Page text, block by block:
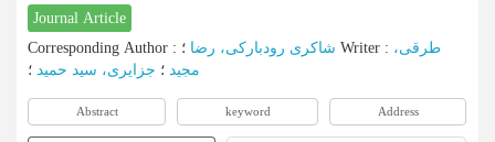
Journal Article
Corresponding Author : شاکری رودبارکی، رضا Writer : طرقی،
مجید ؛ جزایری، سید حمید ؛
Abstract keyword Address